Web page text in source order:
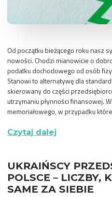
Od początku bieżącego roku nasz
nowości. Chodzi mianowicie o
podatku dochodowego od osób
Stanowi to alternatywę dla
skierowany do części
utrzymaniu płynności finansowej.
memoriałowego, w przypadku
Czytaj dalej
UKRAIŃSCY
POLSCE – LICZBY,
SAME ZA SIEBIE